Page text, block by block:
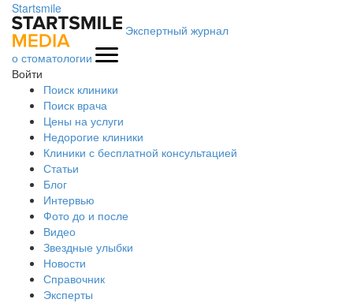
Startsmile
Экспертный журнал
о стоматологии
Войти
Поиск клиники
Поиск врача
Цены на услуги
Недорогие клиники
Клиники с бесплатной консультацией
Статьи
Блог
Интервью
Фото до и после
Видео
Звездные улыбки
Новости
Справочник
Эксперты